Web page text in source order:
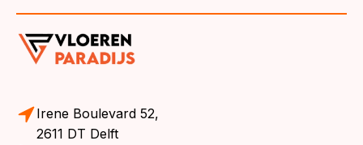
Irene Boulevard 52,
2611 DT Delft